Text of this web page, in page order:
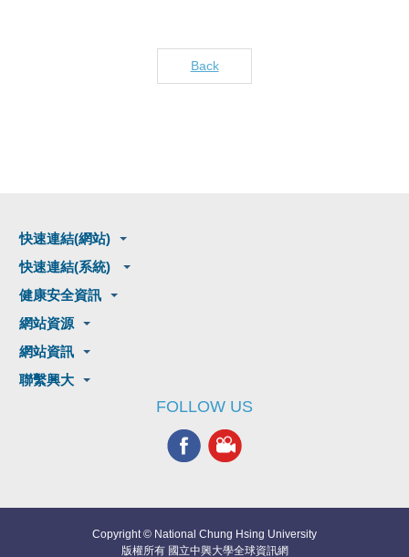
Back
快速連結(網站)
快速連結(系統)
健康安全資訊
網站資源
網站資訊
聯繫興大
FOLLOW US
Copyright © National Chung Hsing University
版權所有 國立中興大學全球資訊網